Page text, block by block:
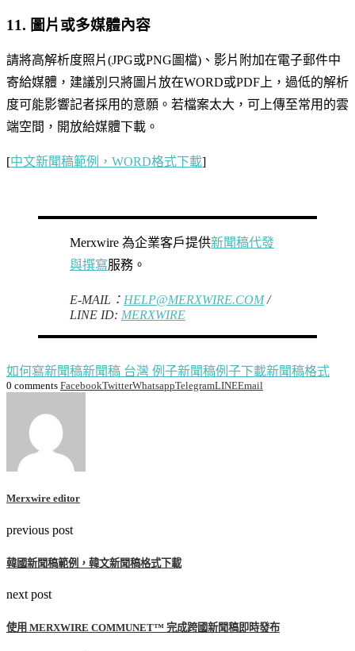
11. 圖片或多媒體內容
請將高解析度照片(JPG或PNG圖檔)、影片附加在電子郵件中
寄給媒體，建議別只將圖片放在WORD或PDF上，過低的解析
度可能影響記者採用的意願。若檔案太大，可上傳至常用的雲
端空間，開放給媒體下載。
[中文新聞稿範例，WORD格式下載]
Merxwire 為企業客戶提供新聞稿代發
與撰寫服務。
E-MAIL： HELP@MERXWIRE.COM/
LINE ID: MERXWIRE
如何寫新聞稿新聞稿 台灣 例子新聞稿例子下載新聞稿格式
0 comments FacebookTwitterWhatsappTelegramLINEEmail
Merxwire editor
previous post
韓國新聞稿範例，韓文新聞稿格式下載
next post
使用 MERXWIRE COMMUNET™ 完成跨國新聞稿即時發布